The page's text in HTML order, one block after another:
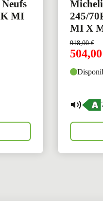
K MI
245/
MI X
918,00€
504,00